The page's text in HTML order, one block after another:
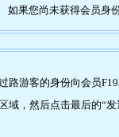
如果您尚未获得会员身
路游客的身份向会员
域，然后点击最后的“